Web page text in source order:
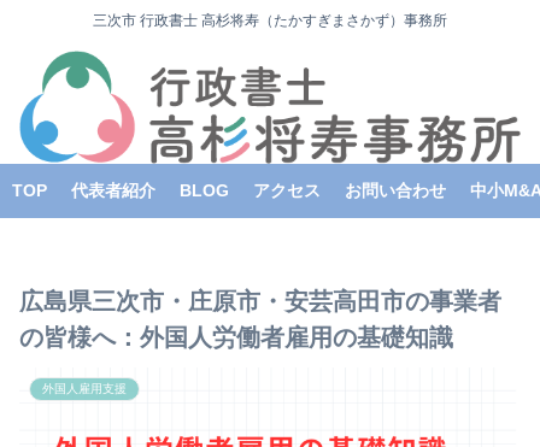
三次市 行政書士 高杉将寿（たかすぎまさかず）事務所
TOP 代表者紹介 BLOG アクセス お問い合わせ 中小
広島県三次市・庄原市・安芸高田市の事業者
の皆様へ：外国人労働者雇用の基礎知識
外国人雇用支援